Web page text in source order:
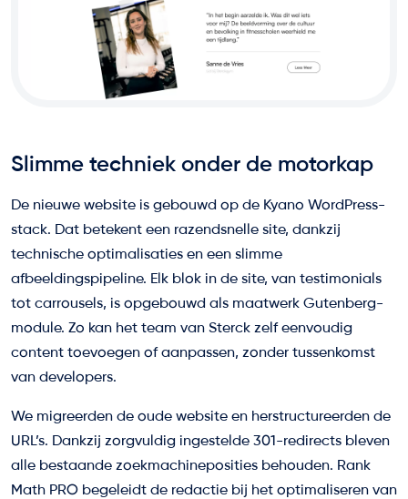
Slimme techniek onder de motorkap
De nieuwe website is gebouwd op de Kyano WordPress-
stack. Dat betekent een razendsnelle site, dankzij
technische optimalisaties en een slimme
afbeeldingspipeline. Elk blok in de site, van testimonials
tot carrousels, is opgebouwd als maatwerk Gutenberg-
module. Zo kan het team van Sterck zelf eenvoudig
content toevoegen of aanpassen, zonder tussenkomst
van developers.
We migreerden de oude website en herstructureerden de
URL’s. Dankzij zorgvuldig ingestelde 301-redirects bleven
alle bestaande zoekmachineposities behouden. Rank
Math PRO begeleidt de redactie bij het optimaliseren van